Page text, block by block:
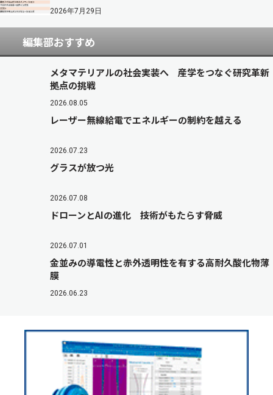
2026年7月29日
編集部おすすめ
メタマテリアルの社会実装へ 産学をつなぐ研究革新
拠点の挑戦
2026.08.05
レーザー無線給電でエネルギーの制約を越える
2026.07.23
グラスが放つ光
2026.07.08
ドローンとAIの進化 技術がもたらす脅威
2026.07.01
金並みの導電性と赤外透明性を有する高耐久酸化物薄
膜
2026.06.23